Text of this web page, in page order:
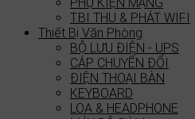
PHỤ KIỆN MẠNG
T.BI THU & PHÁT WIFI
Thiết Bị Văn Phòng
BỘ LƯU ĐIỆN - UPS
CÁP CHUYỂN ĐỔI
ĐIỆN THOẠI BÀN
KEYBOARD
LOA & HEADPHONE